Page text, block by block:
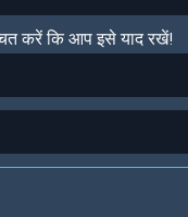
करें कि आप इसे याद रखें!